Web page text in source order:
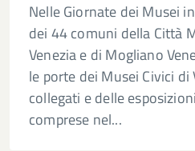
Nelle Giornate dei Musei
dei 44 comuni della Città
Venezia e di Mogliano
le porte dei Musei Civici di
collegati e delle
comprese nel...